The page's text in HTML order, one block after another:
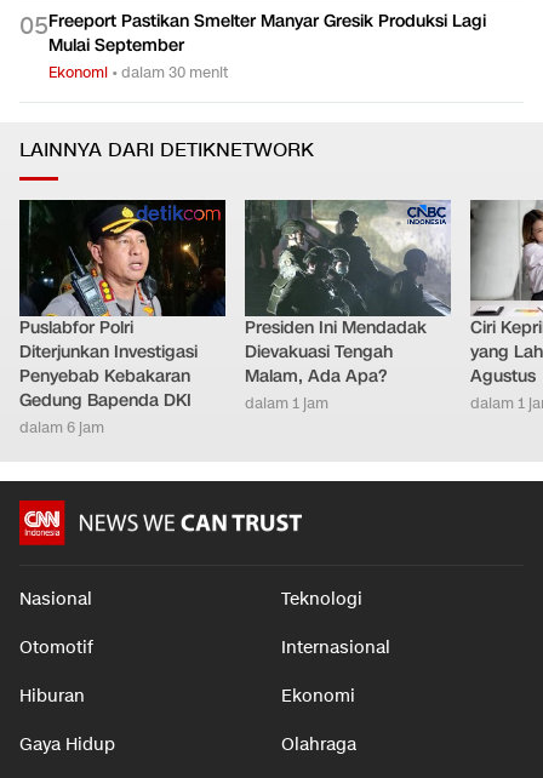
05Freeport Pastikan Smelter Manyar Gresik Produksi Lagi
Mulai September
Ekonomi •dalam 30 menit
LAINNYA DARI DETIKNETWORK
Puslabfor Polri
Diterjunkan Investigasi
Penyebab Kebakaran
Gedung Bapenda DKI
dalam 6 jam
Presiden Ini Mendadak
Dievakuasi Tengah
Malam, Ada Apa?
dalam 1 jam
Ciri
yang
Agustus
dalam 1
Nasional Teknologi
Otomotif Internasional
Hiburan Ekonomi
Gaya Hidup Olahraga